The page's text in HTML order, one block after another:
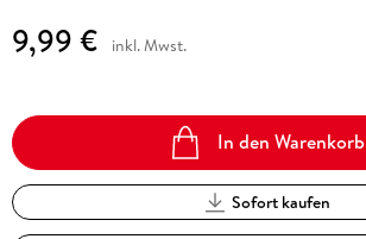
9,99 € inkl. Mwst.
In den Warenkorb
Sofort kaufen